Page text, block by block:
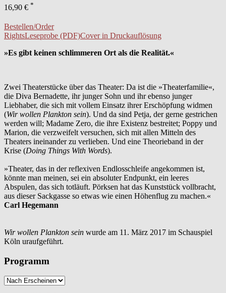
16,90 € *
Bestellen/Order
RightsLeseprobe (PDF)Cover in Druckauflösung
»Es gibt keinen schlimmeren Ort als die Realität.«
Zwei Theaterstücke über das Theater: Da ist die »Theaterfamilie«,
die Diva Bernadette, ihr junger Sohn und ihr ebenso junger
Liebhaber, die sich mit vollem Einsatz ihrer Erschöpfung widmen
(Wir wollen Plankton sein). Und da sind Petja, der gerne gestrichen
werden will; Madame Zero, die ihre Existenz bestreitet; Poppy und
Marion, die verzweifelt versuchen, sich mit allen Mitteln des
Theaters ineinander zu verlieben. Und eine Theorieband in der
Krise (Doing Things With Words).
»Theater, das in der reflexiven Endlosschleife angekommen ist,
könnte man meinen, sei ein absoluter Endpunkt, ein leeres
Abspulen, das sich totläuft. Pörksen hat das Kunststück vollbracht,
aus dieser Sackgasse so etwas wie einen Höhenflug zu machen.«
Carl Hegemann
Wir wollen Plankton sein wurde am 11. März 2017 im Schauspiel
Köln uraufgeführt.
Programm